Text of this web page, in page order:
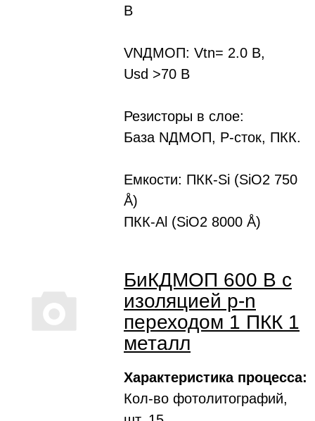
В
VNДMOП: Vtn= 2.0 B,
Usd >70 В
Резисторы в слое:
База NДMOП, Р-сток, ПКК.
Емкости: ПКК-Si (SiO2 750
Å)
ПКК-Al (SiO2 8000 Å)
БиКДМОП 600 В с
изоляцией p-n
переходом 1 ПКК 1
металл
Характеристика процесса:
Кол-во фотолитографий,